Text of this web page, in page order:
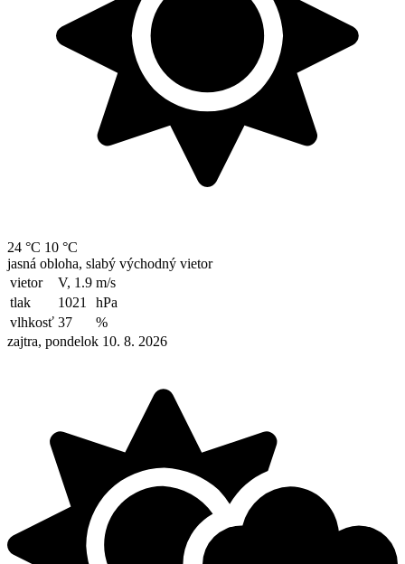
24 °C 10 °C
jasná obloha, slabý východný vietor
vietor
V, 1.9 m/s
tlak
1021
hPa
vlhkosť 37
%
zajtra, pondelok 10. 8. 2026